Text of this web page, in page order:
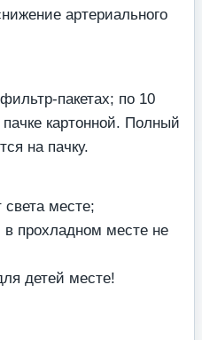
артериального
пакетах; по 10
картонной. Полный
на пачку.
месте;
в прохладном месте не
детей месте!